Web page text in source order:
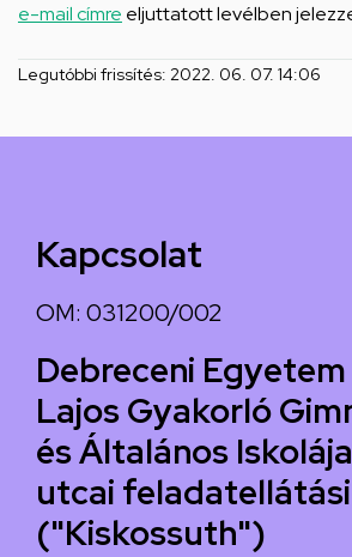
e-mail címre eljuttatott levélben
Legutóbbi frissítés: 2022. 06. 07. 14:06
Kapcsolat
OM: 031200/002
Debreceni
Lajos Gyakorló
és Általános
utcai
("Kiskossuth")